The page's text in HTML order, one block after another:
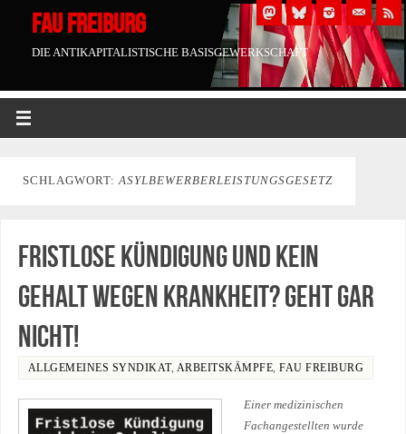
FAU FREIBURG
DIE ANTIKAPITALISTISCHE BASISGEWERKSCHAFT
SCHLAGWORT:ASYLBEWERBERLEISTUNGSGESETZ
Fristlose Kündigung und kein
Gehalt wegen Krankheit? Geht gar
nicht!
ALLGEMEINES SYNDIKAT, ARBEITSKÄMPFE,FAU FREIBURG
Einer medizinischen
Fachangestellten wurde